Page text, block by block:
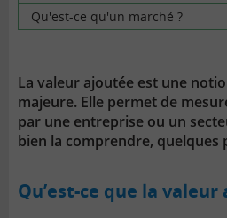
Qu'est-ce qu'un marché ?
La valeur ajoutée est une
majeure. Elle permet de
par une entreprise ou un
bien la comprendre, quelques
Qu’est-ce que la valeur